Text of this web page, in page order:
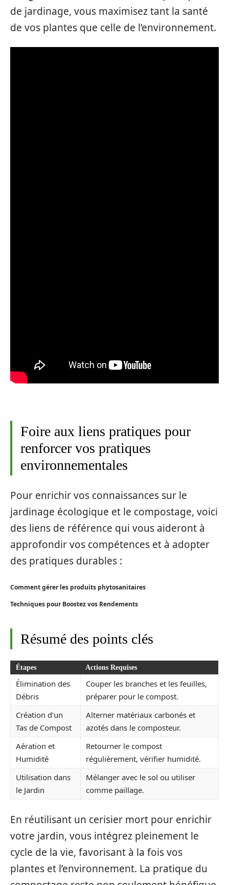
de jardinage, vous maximisez tant la santé
de vos plantes que celle de l’environnement.
Foire aux liens pratiques pour
renforcer vos pratiques
environnementales
Pour enrichir vos connaissances sur le
jardinage écologique et le compostage, voici
des liens de référence qui vous aideront à
approfondir vos compétences et à adopter
des pratiques durables :
Comment gérer les produits phytosanitaires
Techniques pour Boostez vos Rendements
Résumé des points clés
Étapes Actions Requises
Élimination des
Débris
Couper les branches et les feuilles,
préparer pour le compost.
Création d’un
Tas de Compost
Alterner matériaux carbonés et
azotés dans le composteur.
Aération et
Humidité
Retourner le compost
régulièrement, vérifier humidité.
Utilisation dans
le Jardin
Mélanger avec le sol ou utiliser
comme paillage.
En réutilisant un cerisier mort pour enrichir
votre jardin, vous intégrez pleinement le
cycle de la vie, favorisant à la fois vos
plantes et l’environnement. La pratique du